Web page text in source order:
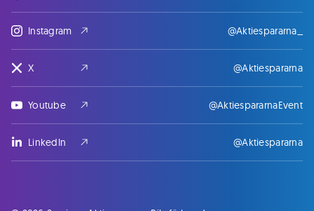
Instagram @Aktiespararna_
X @Aktiespararna
Youtube @AktiespararnaEvent
LinkedIn @Aktiespararna